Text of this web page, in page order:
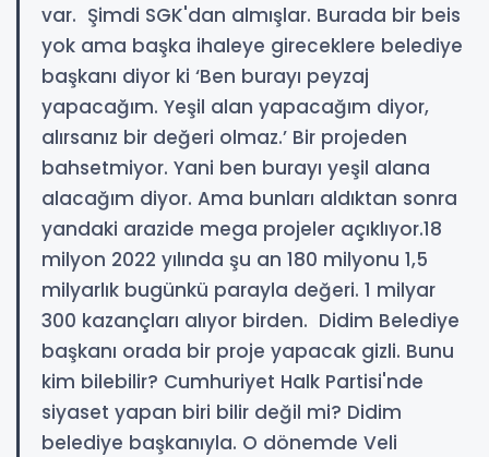
var. Şimdi SGK'dan almışlar. Burada bir beis
yok ama başka ihaleye gireceklere belediye
başkanı diyor ki ‘Ben burayı peyzaj
yapacağım. Yeşil alan yapacağım diyor,
alırsanız bir değeri olmaz.’ Bir projeden
bahsetmiyor. Yani ben burayı yeşil alana
alacağım diyor. Ama bunları aldıktan sonra
yandaki arazide mega projeler açıklıyor.18
milyon 2022 yılında şu an 180 milyonu 1,5
milyarlık bugünkü parayla değeri. 1 milyar
300 kazançları alıyor birden. Didim Belediye
başkanı orada bir proje yapacak gizli. Bunu
kim bilebilir? Cumhuriyet Halk Partisi'nde
siyaset yapan biri bilir değil mi? Didim
belediye başkanıyla. O dönemde Veli